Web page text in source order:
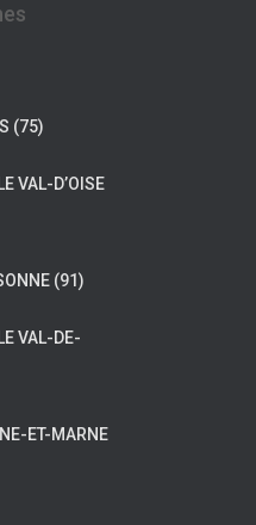
(75)
VAL-D’OISE
(91)
VAL-DE-
ET-MARNE